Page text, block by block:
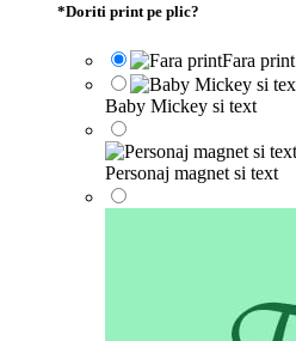
*Doriti print pe plic?
Fara print
Baby Mickey si text
Personaj magnet si text